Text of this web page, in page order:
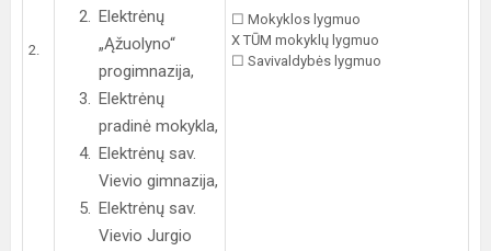
2.
Elektrėnų
„Ąžuolyno“
progimnazija,
Elektrėnų
pradinė mokykla,
Elektrėnų sav.
Vievio gimnazija,
Elektrėnų sav.
Vievio Jurgio
☐ Mokyklos lygmuo
X TŪM mokyklų lygmuo
☐ Savivaldybės lygmuo